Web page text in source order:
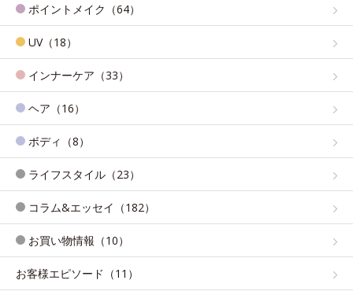
ポイントメイク（64）
UV（18）
インナーケア（33）
ヘア（16）
ボディ（8）
ライフスタイル（23）
コラム&エッセイ（182）
お買い物情報（10）
お客様エピソード（11）